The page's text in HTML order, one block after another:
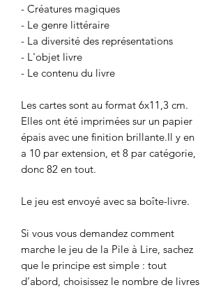
- Créatures magiques
- Le genre littéraire
- La diversité des représentations
- L'objet livre
- Le contenu du livre
Les cartes sont au format 6x11,3 cm.
Elles ont été imprimées sur un papier
épais avec une finition brillante.Il y en
a 10 par extension, et 8 par catégorie,
donc 82 en tout.
Le jeu est envoyé avec sa boîte-livre.
Si vous vous demandez comment
marche le jeu de la Pile à Lire, sachez
que le principe est simple : tout
d’abord, choisissez le nombre de livres